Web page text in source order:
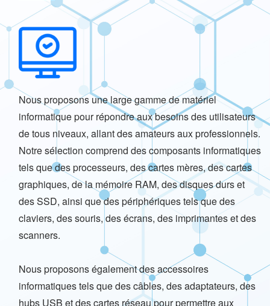
Nous proposons une large gamme de matériel
informatique pour répondre aux besoins des utilisateurs
de tous niveaux, allant des amateurs aux professionnels.
Notre sélection comprend des composants informatiques
tels que des processeurs, des cartes mères, des cartes
graphiques, de la mémoire RAM, des disques durs et
des SSD, ainsi que des périphériques tels que des
claviers, des souris, des écrans, des imprimantes et des
scanners.
Nous proposons également des accessoires
informatiques tels que des câbles, des adaptateurs, des
hubs USB et des cartes réseau pour permettre aux